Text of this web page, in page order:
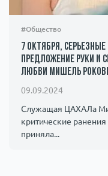
#Общество
7 октября,
предложение руки и
любви Мишель
09.09.2024
Служащая ЦАХАЛа
критические
приняла...